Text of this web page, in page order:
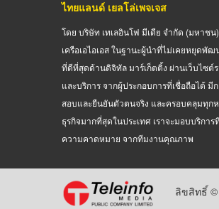
ไทยแลนด์ เยลโล่เพจเจส
โดย บริษัท เทเลอินโฟ มีเดีย จำกัด (มหาช
เครือเอไอเอส ในฐานะผู้นำที่ไม่เคยหยุดพัฒ
ที่ดีที่สุดด้านดิจิทัล มาร์เก็ตติ้ง ผ่านเว็บไซต์
และบริการ จากผู้ประกอบการที่เชื่อถือได้ มี
สอบและยืนยันตัวตนจริง และครอบคลุมทุก
ธุรกิจมากที่สุดในประเทศ เราจะมอบบริการ
ความคาดหมาย จากทีมงานคุณภาพ
ลิขสิทธิ์